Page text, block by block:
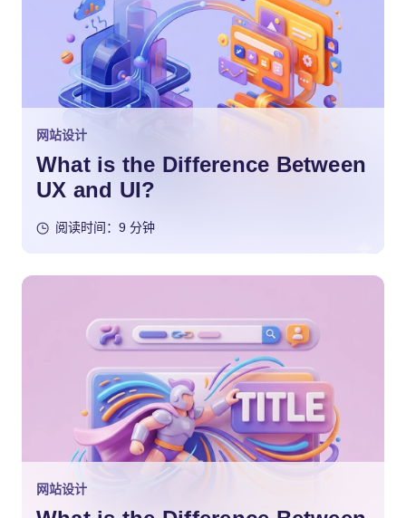
网站设计
What is the Difference Between
UX and UI?
阅读时间：9 分钟
网站设计